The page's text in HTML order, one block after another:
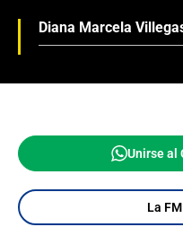
Diana Marcela
Unirse al
La